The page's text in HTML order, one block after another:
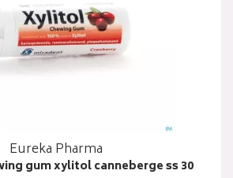
Eureka Pharma
gum xylitol canneberge ss 30